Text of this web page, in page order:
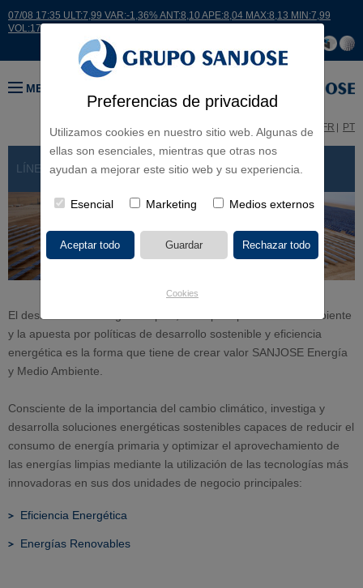
Preferencias de privacidad
Utilizamos cookies en nuestro sitio web. Algunas de
ellas son esenciales, mientras que otras nos
ayudan a mejorar este sitio web y su experiencia.
Esencial Marketing Medios externos
Cookies
07/08 17:35 ULT:7,99 VAR:-1,36% ANT:8,10 APE:8,04 MAX:8,13 MIN:7,99
VOL:17664
MENÚ
EN FR PT
LÍNEAS DE NEGOCIO> ENERGÍA Y MEDIO AMBIENTE
El desarrollo de energías limpias, el respeto por el medio ambiente
y la apuesta por políticas de desarrollo sostenible y eficiencia
energética es la forma que tiene de crear valor SANJOSE Energía
y Medio Ambiente.
Consciente de la importancia del cambio climático, investiga y
desarrolla soluciones energéticas sostenibles capaces de reducir el
consumo de energía primaria y optimizar el aprovechamiento de
las energías limpias mediante la utilización de las tecnologías más
innovadoras en sus dos unidades de negocio principales:
Eficiencia Energética
Energías Renovables